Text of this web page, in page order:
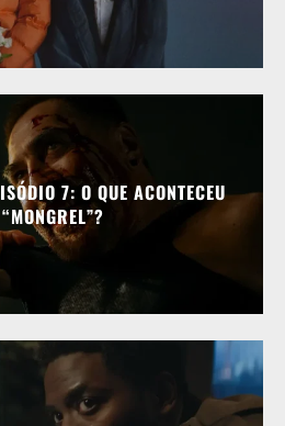
7: O QUE ACONTECEU